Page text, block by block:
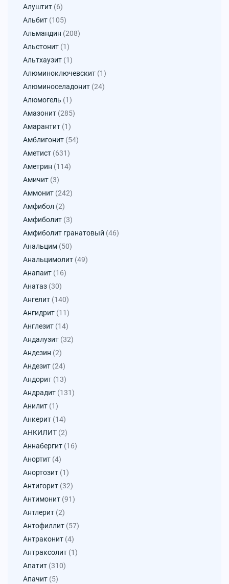
Алуштит (6)
Альбит (105)
Альмандин (208)
Альстонит (1)
Альтхаузит (1)
Алюминоключевскит (1)
Алюминоселадонит (24)
Алюмогель (1)
Амазонит (285)
Амарантит (1)
Амблигонит (54)
Аметист (631)
Аметрин (114)
Амичит (3)
Аммонит (242)
Амфибол (2)
Амфиболит (3)
Амфиболит гранатовый (46)
Анальцим (50)
Анальцимолит (49)
Анапаит (16)
Анатаз (30)
Ангелит (140)
Ангидрит (11)
Англезит (14)
Андалузит (32)
Андезин (2)
Андезит (24)
Андорит (13)
Андрадит (131)
Анилит (1)
Анкерит (14)
АНКИЛИТ (2)
Аннабергит (16)
Анортит (4)
Анортозит (1)
Антигорит (32)
Антимонит (91)
Антлерит (2)
Антофиллит (57)
Антраконит (4)
Антраксолит (1)
Апатит (310)
Апачит (5)